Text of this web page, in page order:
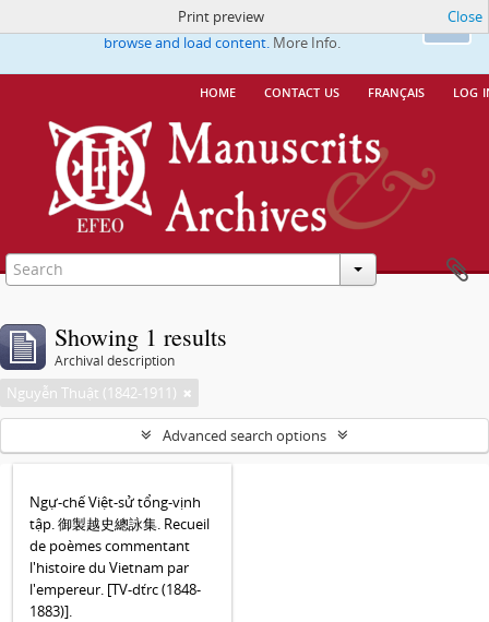
Ok
This website uses cookies to enhance your ability to
browse and load content. More Info.
home contact us français log
Print preview Close
Showing 1 results
Archival description
Nguyễn Thuật (1842-1911)
Advanced search options
Ngự-chế Việt-sử tổng-vịnh
tập. 御製越史總詠集. Recueil
de poèmes commentant
l'histoire du Vietnam par
l'empereur. [TV-dťrc (1848-
1883)].